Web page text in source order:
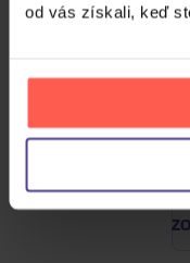
od vás získali, keď